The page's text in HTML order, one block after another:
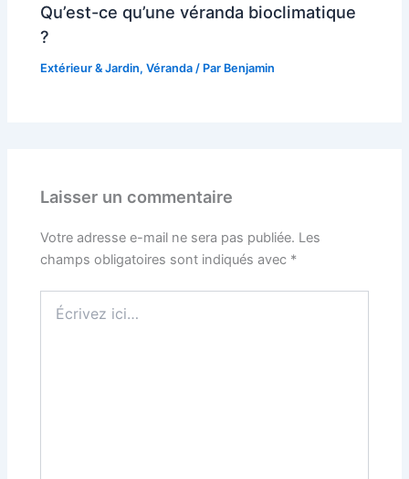
Qu’est-ce qu’une véranda bioclimatique
?
Extérieur & Jardin,Véranda / Par Benjamin
Laisser un commentaire
Votre adresse e-mail ne sera pas publiée. Les
champs obligatoires sont indiqués avec *
ici…